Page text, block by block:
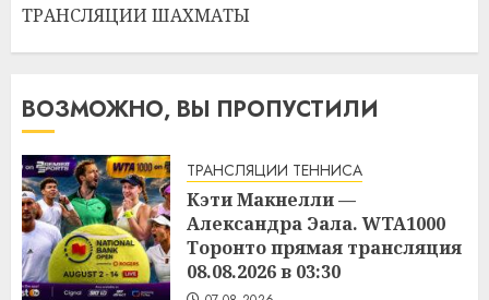
ТРАНСЛЯЦИИ ШАХМАТЫ
ВОЗМОЖНО, ВЫ ПРОПУСТИЛИ
ТРАНСЛЯЦИИ ТЕННИСА
Кэти Макнелли —
Александра Эала. WTA1000
Торонто прямая трансляция
08.08.2026 в 03:30